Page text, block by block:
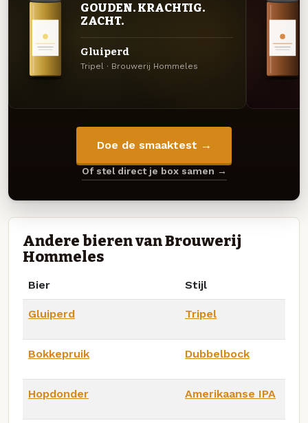
GOUDEN. KRACHTIG.
ZACHT.
Gluiperd
Tripel · Brouwerij Hommeles
Doe de smaaktest →
Of stel direct je box samen →
Andere bieren van Brouwerij
Hommeles
Bier Stijl
Gluiperd Tripel
Bokkepruik Dubbelbock
Hopdonder Amerikaanse IPA